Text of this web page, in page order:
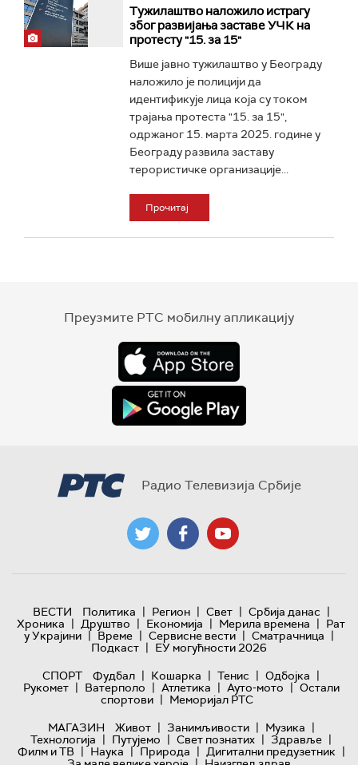
Тужилаштво наложило истрагу
због развијања заставе УЧК на
протесту "15. за 15"
Више јавно тужилаштво у Београду
наложило је полицији да
идентификује лица која су током
трајања протеста "15. за 15",
одржаног 15. марта 2025. године у
Београду развила заставу
терористичке организације...
Прочитај
Преузмите РТС мобилну апликацију
Радио Телевизија Србије
ВЕСТИ Политика | Регион | Свет | Србија данас |
Хроника | Друштво | Економија | Мерила времена | Рат
у Украјини | Време | Сервисне вести | Сматрачница |
Подкаст | ЕУ могућности 2026
СПОРТ
Фудбал | Кошарка | Тенис | Одбојка |
Рукомет | Ватерполо | Атлетика | Ауто-мото | Остали
спортови | Меморијал РТС
МАГАЗИН
Живот | Занимљивости | Музика |
Технологијa | Путујемо | Свет познатих | Здравље |
Филм и ТВ | Наука | Природа | Дигитални предузетник |